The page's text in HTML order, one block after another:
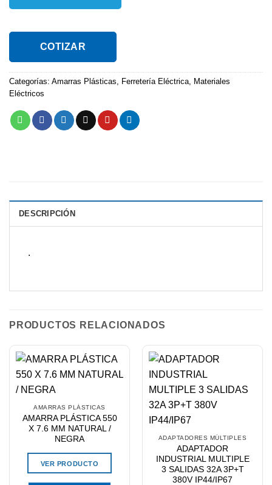
COTIZAR
Categorías: Amarras Plásticas Ferretería Eléctrica Materiales
Eléctricos
DESCRIPCIÓN
.
PRODUCTOS RELACIONADOS
AMARRAS PLÁSTICAS
AMARRA PLÁSTICA 550
X 7.6 MM NATURAL /
NEGRA
VER PRODUCTO
ADAPTADORES MÚLTIPLES
ADAPTADOR
INDUSTRIAL MULTIPLE
3 SALIDAS 32A 3P+T
380V IP44/IP67